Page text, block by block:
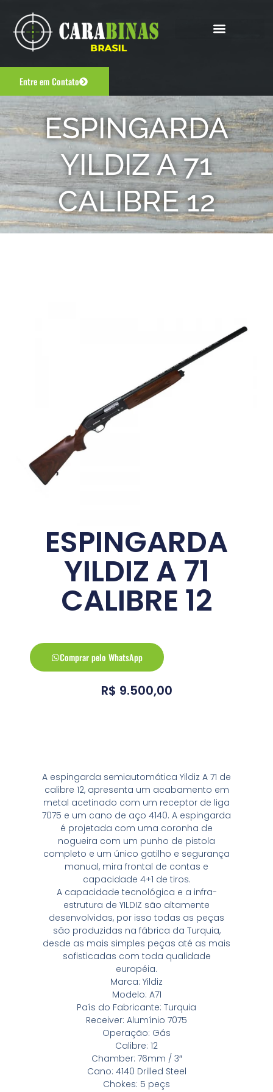
Entre em Contato
ESPINGARDA
YILDIZ A 71
CALIBRE 12
ESPINGARDA
YILDIZ A 71
CALIBRE 12
Comprar pelo WhatsApp
R$ 9.500,00
A espingarda semiautomática Yildiz A 71 de
calibre 12, apresenta um acabamento em
metal acetinado com um receptor de liga
7075 e um cano de aço 4140. A espingarda
é projetada com uma coronha de
nogueira com um punho de pistola
completo e um único gatilho e segurança
manual, mira frontal de contas e
capacidade 4+1 de tiros.
A capacidade tecnológica e a infra-
estrutura de YILDIZ são altamente
desenvolvidas, por isso todas as peças
são produzidas na fábrica da Turquia,
desde as mais simples peças até as mais
sofisticadas com toda qualidade
européia.
Marca: Yildiz
Modelo: A71
País do Fabricante: Turquia
Receiver: Alumínio 7075
Operação: Gás
Calibre: 12
Chamber: 76mm / 3″
Cano: 4140 Drilled Steel
Chokes: 5 peçs